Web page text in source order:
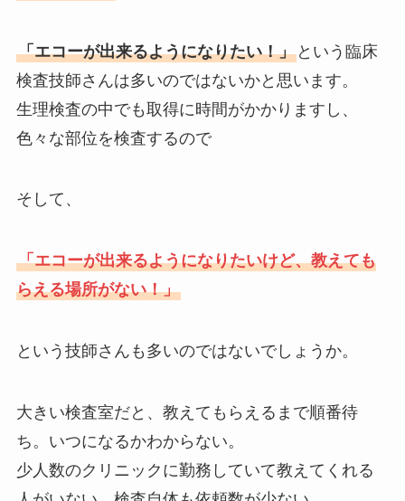
「エコーが出来るようになりたい！」という臨床
検査技師さんは多いのではないかと思います。
生理検査の中でも取得に時間がかかりますし、
色々な部位を検査するので
そして、
「エコーが出来るようになりたいけど、教えても
らえる場所がない！」
という技師さんも多いのではないでしょうか。
大きい検査室だと、教えてもらえるまで順番待
ち。いつになるかわからない。
少人数のクリニックに勤務していて教えてくれる